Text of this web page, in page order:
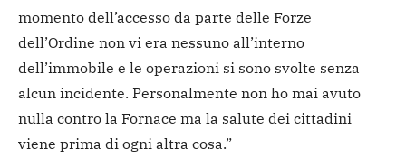
momento dell’accesso da parte delle Forze
dell’Ordine non vi era nessuno all’interno
dell’immobile e le operazioni si sono svolte senza
alcun incidente. Personalmente non ho mai avuto
nulla contro la Fornace ma la salute dei cittadini
viene prima di ogni altra cosa.”